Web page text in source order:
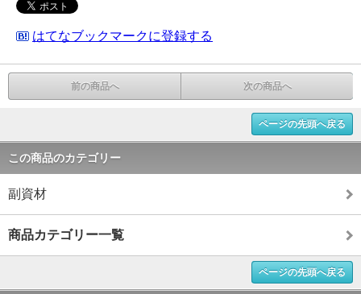
はてなブックマークに登録する
前の商品へ 次の商品へ
ページの先頭へ戻る
この商品のカテゴリー
副資材
商品カテゴリー一覧
ページの先頭へ戻る